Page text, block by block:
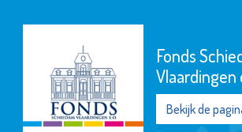
Fonds
Vlaardingen
Bekijk de